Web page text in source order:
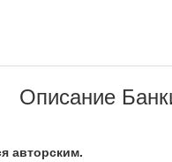
Описание
авторским.